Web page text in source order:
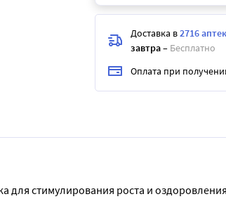
Доставка в2716 аптек
завтра– Бесплатно
Оплата при
для стимулирования роста и